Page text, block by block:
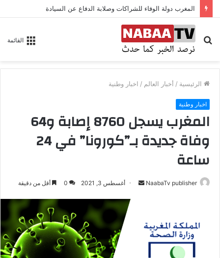
المغرب دولة الوفاء للشراكات وصلابة الدفاع عن السيادة
القائمة
بحث
عن
الرئيسية / أخبار العالم / اخبار وطنية
اخبار وطنية
المغرب يسجل 8760 إصابة و64
وفاة جديدة بـ”كورونا” في 24
ساعة‎‎‎‎‎‎‎‎
NaabaTv publisher أغسطس 3, 2021 0 أقل من دقيقة